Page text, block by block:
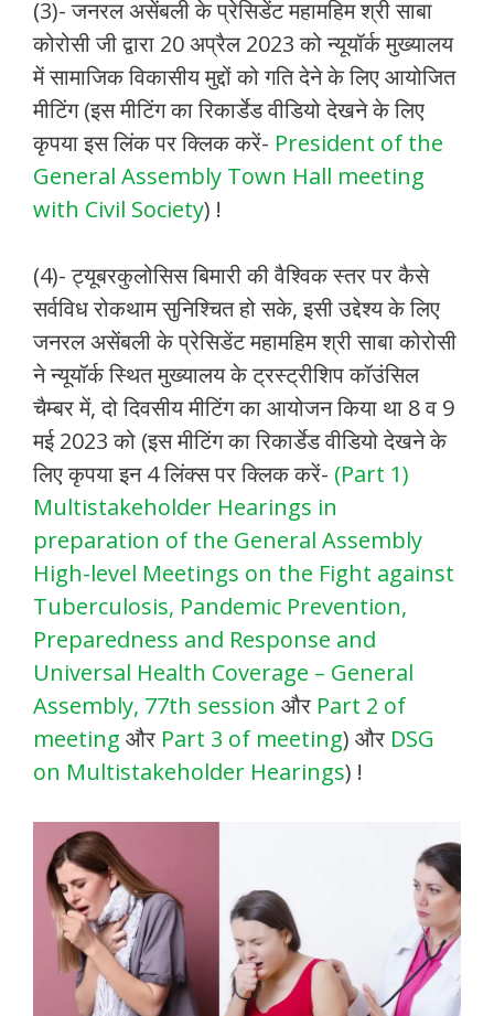
(3)- जनरल असेंबली के प्रेसिडेंट महामहिम श्री साबा
कोरोसी जी द्वारा 20 अप्रैल 2023 को न्यूयॉर्क मुख्यालय
में सामाजिक विकासीय मुद्दों को गति देने के लिए आयोजित
मीटिंग (इस मीटिंग का रिकार्डेड वीडियो देखने के लिए
कृपया इस लिंक पर क्लिक करें- President of the
General Assembly Town Hall meeting
with Civil Society) !
(4)- ट्यूबरकुलोसिस बिमारी की वैश्विक स्तर पर कैसे
सर्वविध रोकथाम सुनिश्चित हो सके, इसी उद्देश्य के लिए
जनरल असेंबली के प्रेसिडेंट महामहिम श्री साबा कोरोसी
ने न्यूयॉर्क स्थित मुख्यालय के ट्रस्ट्रीशिप कॉउंसिल
चैम्बर में, दो दिवसीय मीटिंग का आयोजन किया था 8 व 9
मई 2023 को (इस मीटिंग का रिकार्डेड वीडियो देखने के
लिए कृपया इन 4 लिंक्स पर क्लिक करें- (Part 1)
Multistakeholder Hearings in
preparation of the General Assembly
High-level Meetings on the Fight against
Tuberculosis, Pandemic Prevention,
Preparedness and Response and
Universal Health Coverage – General
Assembly, 77th session और Part 2 of
meeting और Part 3 of meeting) और DSG
on Multistakeholder Hearings) !